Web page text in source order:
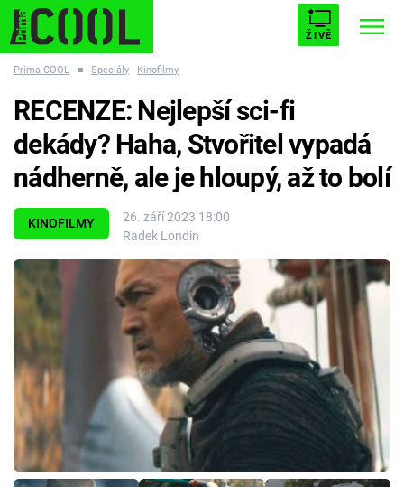
ŽIVĚ
ESCAPE PLNEJ KOTEL AVENGERS 5
Témata
Filmy
Seriály
Hry
Cool Esport
Pořady
Prima COOL ■ Speciály Kinofilmy
KINOFILMY
26. září 2023 18:00
Radek Londin
RECENZE: Nejlepší sci-fi
dekády? Haha, Stvořitel vypadá
nádherně, ale je hloupý, až to bolí